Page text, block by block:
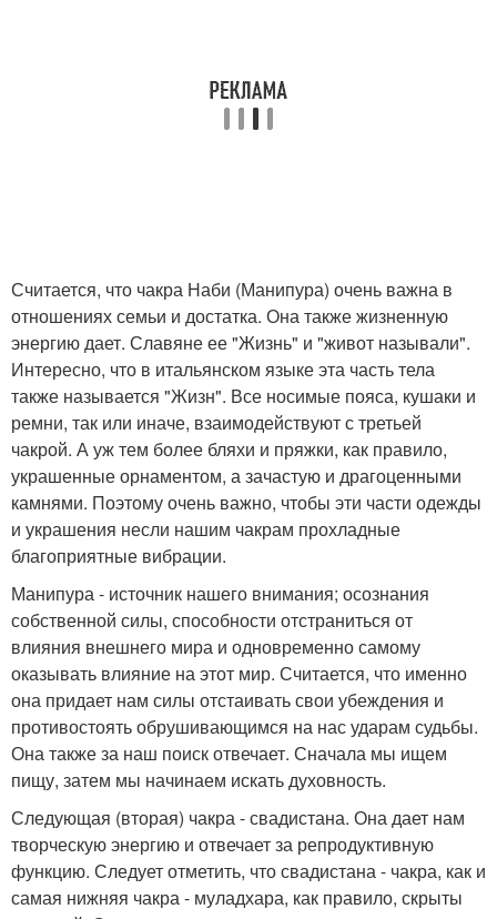
Считается, что чакра Наби (Манипура) очень важна в
отношениях семьи и достатка. Она также жизненную
энергию дает. Славяне ее "Жизнь" и "живот называли".
Интересно, что в итальянском языке эта часть тела
также называется "Жизн". Все носимые пояса, кушаки и
ремни, так или иначе, взаимодействуют с третьей
чакрой. А уж тем более бляхи и пряжки, как правило,
украшенные орнаментом, а зачастую и драгоценными
камнями. Поэтому очень важно, чтобы эти части одежды
и украшения несли нашим чакрам прохладные
благоприятные вибрации.
Манипура - источник нашего внимания; осознания
собственной силы, способности отстраниться от
влияния внешнего мира и одновременно самому
оказывать влияние на этот мир. Считается, что именно
она придает нам силы отстаивать свои убеждения и
противостоять обрушивающимся на нас ударам судьбы.
Она также за наш поиск отвечает. Сначала мы ищем
пищу, затем мы начинаем искать духовность.
Следующая (вторая) чакра - свадистана. Она дает нам
творческую энергию и отвечает за репродуктивную
функцию. Следует отметить, что свадистана - чакра, как и
самая нижняя чакра - муладхара, как правило, скрыты